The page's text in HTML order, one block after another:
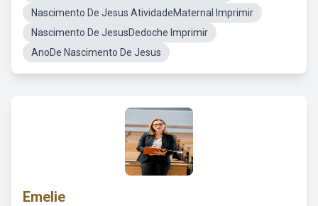
Nascimento De Jesus AtividadeMaternal Imprimir
Nascimento De JesusDedoche Imprimir
AnoDe Nascimento De Jesus
Emelie